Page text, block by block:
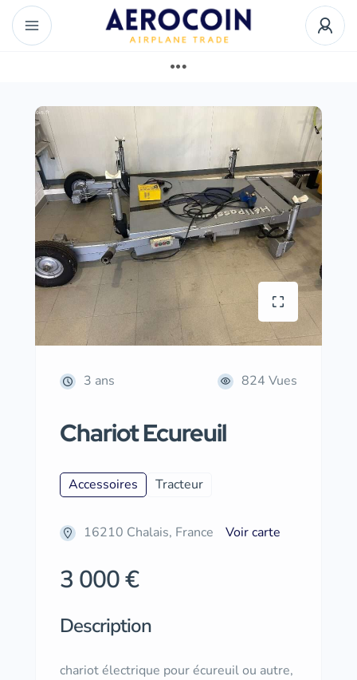
3 ans 824 Vues
Chariot Ecureuil
Accessoires Tracteur
16210 Chalais, France Voir carte
3 000 €
Description
chariot électrique pour écureuil ou autre,